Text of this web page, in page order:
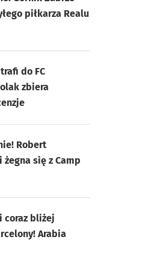
piłkarza Realu
do FC
zbiera
Robert
się z Camp
coraz bliżej
Arabia